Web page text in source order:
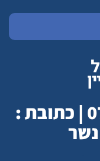
טלפון : 077-2085240 | כתובת :